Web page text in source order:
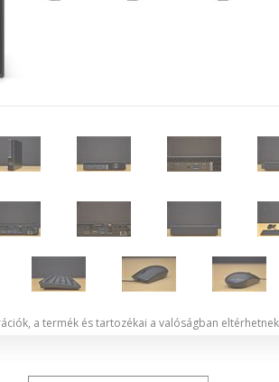
a termék és tartozékai a valóságban